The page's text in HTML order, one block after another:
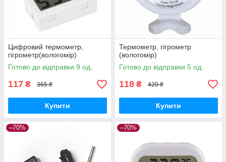
Цифровий термометр,
гігрометр(вологомір)
Готово до відправки 9 од.
117 ₴ 365 ₴
Купити
Термометр, гігрометр
(вологомір)
Готово до відправки 5 од.
118 ₴ 420 ₴
Купити
–70% –70%